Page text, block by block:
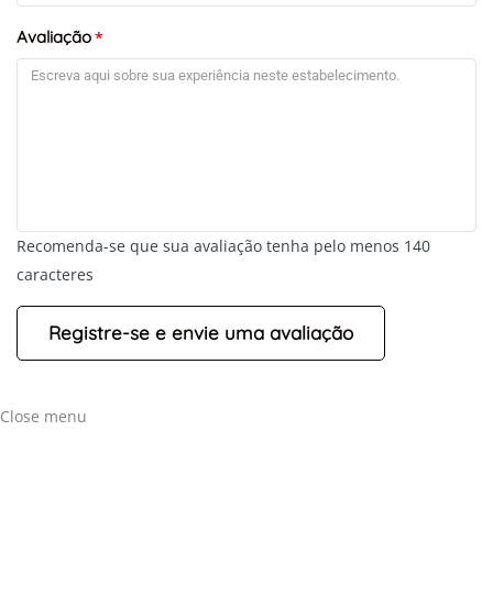
+-
Leaflet
Avaliação*
Recomenda-se que sua avaliação tenha pelo menos 140
caracteres
Close menu